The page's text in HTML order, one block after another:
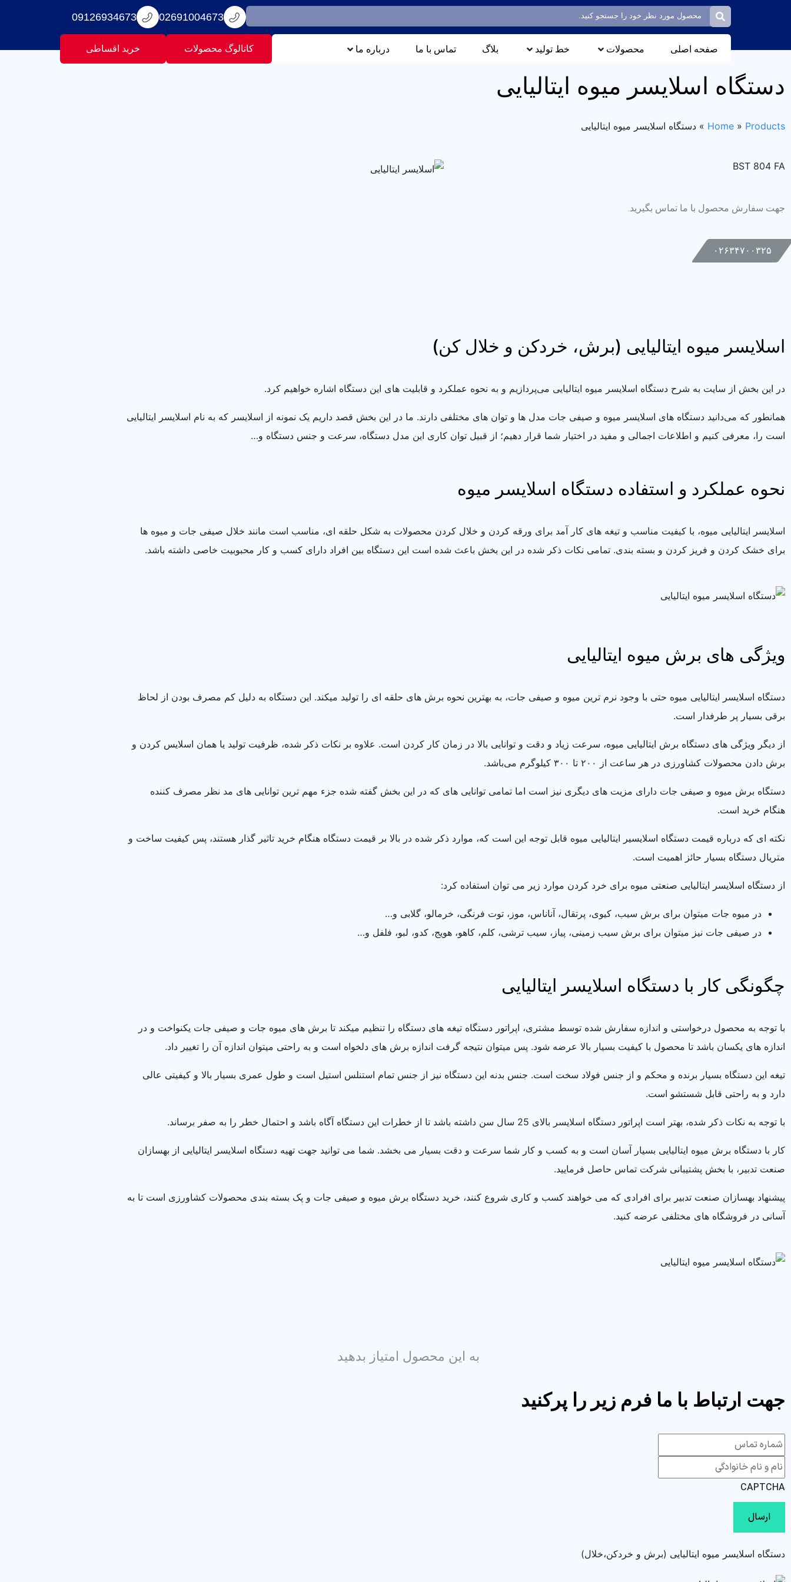
02691004673
09126934673
صفحه اصلی محصولات خط تولید بلاگ تماس با ما درباره ما کاتالوگ محصولات خرید اقساطی
دستگاه اسلایسر میوه ایتالیایی
Home » Products
» دستگاه اسلایسر میوه ایتالیایی
BST 804 FA
جهت سفارش محصول با ما تماس بگیرید.
۰۲۶۳۴۷۰۰۳۲۵
اسلایسر میوه ایتالیایی (برش، خردکن و خلال کن)
در این بخش از سایت به شرح دستگاه اسلایسر میوه ایتالیایی می‌پردازیم و به نحوه عملکرد و قابلیت های این دستگاه اشاره خواهیم کرد.
همانطور که می‌دانید دستگاه های اسلایسر میوه و صیفی جات مدل ها و توان های مختلفی دارند. ما در این بخش قصد داریم یک نمونه از اسلایسر که به نام اسلایسر ایتالیایی
است را، معرفی کنیم و اطلاعات اجمالی و مفید در اختیار شما قرار دهیم؛ از قبیل توان کاری این مدل دستگاه، سرعت و جنس دستگاه و…
نحوه عملکرد و استفاده دستگاه اسلایسر میوه
اسلایسر ایتالیایی میوه، با کیفیت مناسب و تیغه های کار آمد برای ورقه کردن و خلال کردن محصولات به شکل حلقه ای، مناسب است مانند خلال صیفی جات و میوه ها
برای خشک کردن و فریز کردن و بسته بندی. تمامی نکات ذکر شده در این بخش باعث شده است این دستگاه بین افراد دارای کسب و کار محبوبیت خاصی داشته باشد.
ویژگی های برش میوه ایتالیایی
دستگاه اسلایسر ایتالیایی میوه حتی با وجود نرم ترین میوه و صیفی جات، به بهترین نحوه برش های حلقه ای را تولید میکند. این دستگاه به دلیل کم مصرف بودن از لحاظ
برقی بسیار پر طرفدار است.
از دیگر ویژگی های دستگاه برش ایتالیایی میوه، سرعت زیاد و دقت و توانایی بالا در زمان کار کردن است. علاوه بر نکات ذکر شده، ظرفیت تولید یا همان اسلایس کردن و
برش دادن محصولات کشاورزی در هر ساعت از ۲۰۰ تا ۳۰۰ کیلوگرم می‌باشد.
دستگاه برش میوه و صیفی جات دارای مزیت های دیگری نیز است اما تمامی توانایی های که در این بخش گفته شده جزء مهم ترین توانایی های مد نظر مصرف کننده
هنگام خرید است.
نکته ای که درباره قیمت دستگاه اسلایسیر ایتالیایی میوه قابل توجه این است که، موارد ذکر شده در بالا بر قیمت دستگاه هنگام خرید تاثیر گذار هستند، پس کیفیت ساخت و
متریال دستگاه بسیار حائز اهمیت است.
از دستگاه اسلایسر ایتالیایی صنعتی میوه برای خرد کردن موارد زیر می توان استفاده کرد:
در میوه جات میتوان برای برش سیب، کیوی، پرتقال، آناناس، موز، توت فرنگی، خرمالو، گلابی و…
در صیفی جات نیز میتوان برای برش سیب زمینی، پیاز، سیب ترشی، کلم، کاهو، هویج، کدو، لبو، فلفل و…
چگونگی کار با دستگاه اسلایسر ایتالیایی
با توجه به محصول درخواستی و اندازه سفارش شده توسط مشتری، اپراتور دستگاه تیغه های دستگاه را تنظیم میکند تا برش های میوه جات و صیفی جات یکنواخت و در
اندازه های یکسان باشد تا محصول با کیفیت بسیار بالا عرضه شود. پس میتوان نتیجه گرفت اندازه برش های دلخواه است و به راحتی میتوان اندازه آن را تغییر داد.
تیغه این دستگاه بسیار برنده و محکم و از جنس فولاد سخت است. جنس بدنه این دستگاه نیز از جنس تمام استنلس استیل است و طول عمری بسیار بالا و کیفیتی عالی
دارد و به راحتی قابل شستشو است.
با توجه به نکات ذکر شده، بهتر است اپراتور دستگاه اسلایسر بالای 25 سال سن داشته باشد تا از خطرات این دستگاه آگاه باشد و احتمال خطر را به صفر برساند.
کار با دستگاه برش میوه ایتالیایی بسیار آسان است و به کسب و کار شما سرعت و دقت بسیار می بخشد. شما می توانید جهت تهیه دستگاه اسلایسر ایتالیایی از بهسازان
صنعت تدبیر، با بخش پشتیبانی شرکت تماس حاصل فرمایید.
پیشنهاد بهسازان صنعت تدبیر برای افرادی که می خواهند کسب و کاری شروع کنند، خرید دستگاه برش میوه و صیفی جات و پک بسته بندی محصولات کشاورزی است تا به
آسانی در فروشگاه های مختلفی عرضه کنید.
به این محصول امتیاز بدهید
جهت ارتباط با ما فرم زیر را پرکنید
CAPTCHA
دستگاه اسلایسر میوه ایتالیایی (برش و خردکن،خلال)